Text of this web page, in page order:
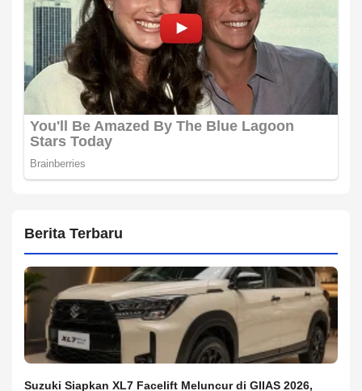
Berita Terbaru
Suzuki Siapkan XL7 Facelift Meluncur di GIIAS 2026,